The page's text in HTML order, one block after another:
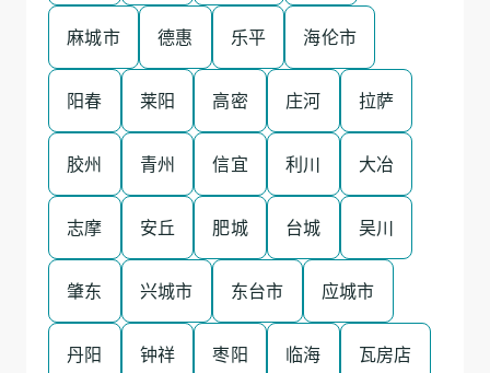
麻城市 德惠 乐平 海伦市
阳春 莱阳 高密 庄河 拉萨
胶州 青州 信宜 利川 大冶
志摩 安丘 肥城 台城 吴川
肇东 兴城市 东台市 应城市
丹阳 钟祥 枣阳 临海 瓦房店